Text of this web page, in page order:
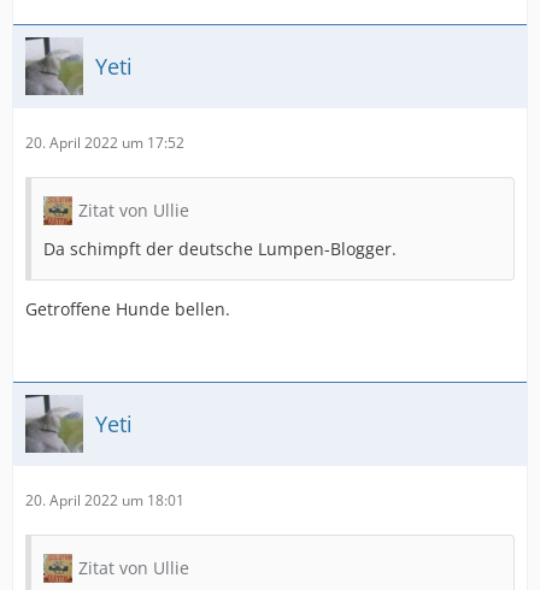
Yeti
20. April 2022 um 17:52
Zitat von Ullie
Da schimpft der deutsche Lumpen-Blogger.
Getroffene Hunde bellen.
Yeti
20. April 2022 um 18:01
Zitat von Ullie